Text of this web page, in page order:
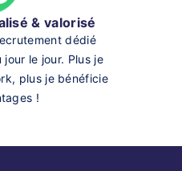
& valorisé
dédié
jour le jour. Plus je
plus je bénéficie
!